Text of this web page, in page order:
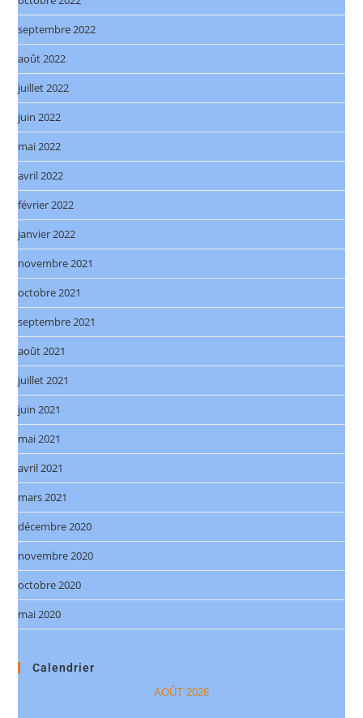
septembre 2022
août 2022
juillet 2022
juin 2022
mai 2022
avril 2022
février 2022
janvier 2022
novembre 2021
octobre 2021
septembre 2021
août 2021
juillet 2021
juin 2021
mai 2021
avril 2021
mars 2021
décembre 2020
novembre 2020
octobre 2020
mai 2020
Calendrier
AOÛT 2026